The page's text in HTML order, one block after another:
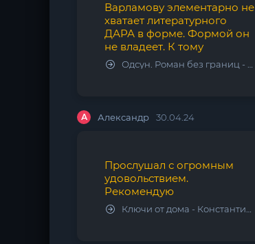
Варламову элементарно не
хватает литературного
ДАРА в форме. Формой он
не владеет. К тому
Одсун. Роман без границ - Алексей Варламов
А Александр 30.04.24
Прослушал с огромным
удовольствием.
Рекомендую
Ключи от дома - Константин Калбазов